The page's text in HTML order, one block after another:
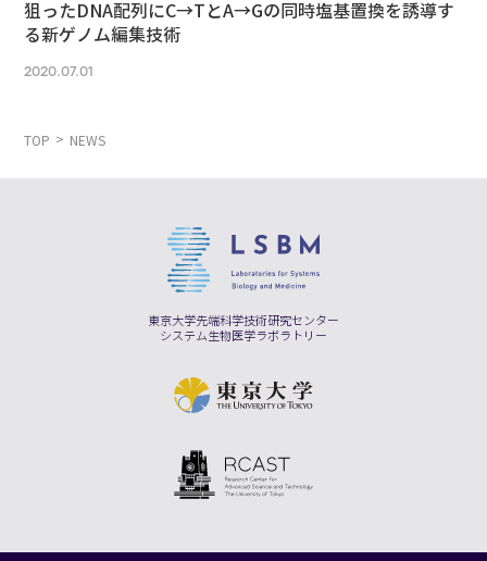
狙ったDNA配列にC→TとA→Gの同時塩基置換を誘導す
る新ゲノム編集技術
2020.07.01
TOP NEWS
東京大学先端科学技術研究センター
システム生物医学ラボラトリー